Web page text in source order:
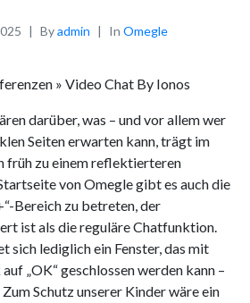
Byadmin In Omegle
» Video Chat By Ionos
darüber, was – und vor allem wer
Seiten erwarten kann, trägt im
früh zu einem reflektierteren
von Omegle gibt es auch die
Bereich zu betreten, der
ist als die reguläre Chatfunktion.
sich lediglich ein Fenster, das mit
„OK“ geschlossen werden kann –
Schutz unserer Kinder wäre ein